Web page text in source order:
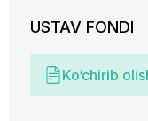
USTAV FONDI
Ko‘chirib